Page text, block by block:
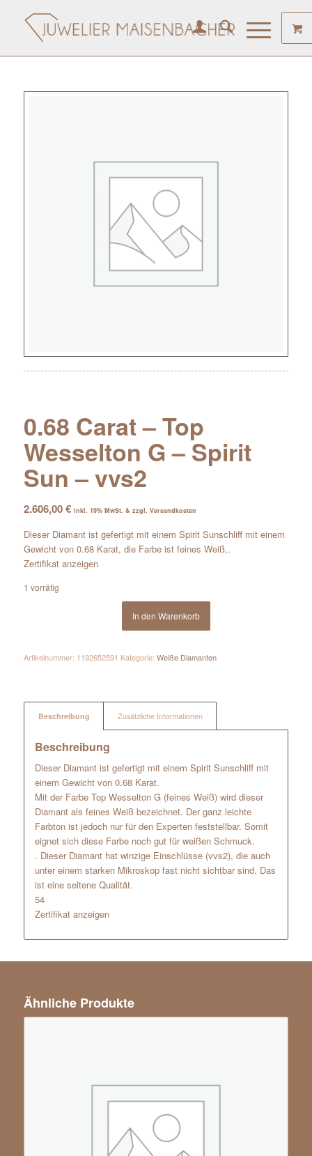
0.68 Carat – Top
Wesselton G – Spirit
Sun – vvs2
2.606,00€ inkl. 19% MwSt. & zzgl. Versandkosten
Dieser Diamant ist gefertigt mit einem Spirit Sunschliff mit einem
Gewicht von 0.68 Karat, die Farbe ist feines Weiß,.
Zertifikat anzeigen
1 vorrätig
In den Warenkorb
Artikelnummer: 1192652591 Kategorie: Weiße Diamanten
Beschreibung Zusätzliche Informationen
Beschreibung
Dieser Diamant ist gefertigt mit einem Spirit Sunschliff mit
einem Gewicht von 0.68 Karat.
Mit der Farbe Top Wesselton G (feines Weiß) wird dieser
Diamant als feines Weiß bezeichnet. Der ganz leichte
Farbton ist jedoch nur für den Experten feststellbar. Somit
eignet sich diese Farbe noch gut für weißen Schmuck.
. Dieser Diamant hat winzige Einschlüsse (vvs2), die auch
unter einem starken Mikroskop fast nicht sichtbar sind. Das
ist eine seltene Qualität.
54
Zertifikat anzeigen
Ähnliche Produkte